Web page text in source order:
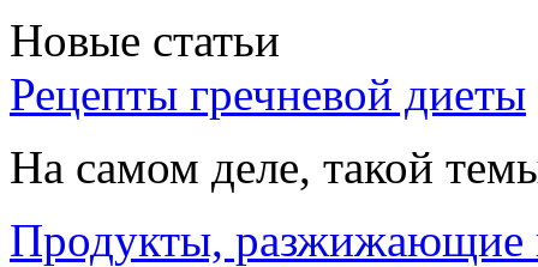
Новые статьи
Рецепты гречневой диеты
На самом деле, такой
Продукты, разжижающие